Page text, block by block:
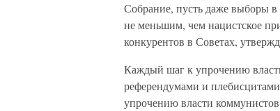
Собрание, пусть даже выборы
не меньшим, чем нацистское
конкурентов в Советах,
Каждый шаг к упрочению
референдумами и
упрочению власти